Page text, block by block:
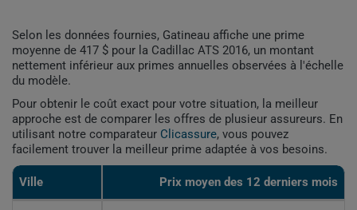
Selon les données fournies, Gatineau affiche une prime
moyenne de 417 $ pour la Cadillac ATS 2016, un montant
nettement inférieur aux primes annuelles observées à l'échelle
du modèle.
Pour obtenir le coût exact pour votre situation, la meilleur
approche est de comparer les offres de plusieur assureurs. En
utilisant notre comparateur Clicassure, vous pouvez
facilement trouver la meilleur prime adaptée à vos besoins.
Ville Prix ​​moyen des 12 derniers mois